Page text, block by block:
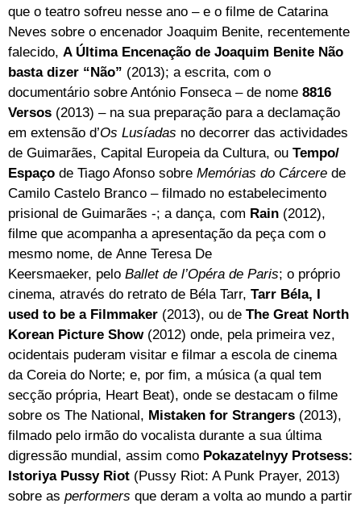
que o teatro sofreu nesse ano – e o filme de Catarina
Neves sobre o encenador Joaquim Benite, recentemente
falecido, A Última Encenação de Joaquim Benite Não
basta dizer “Não” (2013); a escrita, com o
documentário sobre António Fonseca – de nome 8816
Versos (2013) – na sua preparação para a declamação
em extensão d’Os Lusíadas no decorrer das actividades
de Guimarães, Capital Europeia da Cultura, ou Tempo/
Espaço de Tiago Afonso sobre Memórias do Cárcere de
Camilo Castelo Branco – filmado no estabelecimento
prisional de Guimarães -; a dança, com Rain (2012),
filme que acompanha a apresentação da peça com o
mesmo nome, de Anne Teresa De
Keersmaeker, pelo Ballet de l’Opéra de Paris; o próprio
cinema, através do retrato de Béla Tarr, Tarr Béla, I
used to be a Filmmaker (2013), ou de The Great North
Korean Picture Show (2012) onde, pela primeira vez,
ocidentais puderam visitar e filmar a escola de cinema
da Coreia do Norte; e, por fim, a música (a qual tem
secção própria, Heart Beat), onde se destacam o filme
sobre os The National, Mistaken for Strangers (2013),
filmado pelo irmão do vocalista durante a sua última
digressão mundial, assim como Pokazatelnyy Protsess:
Istoriya Pussy Riot (Pussy Riot: A Punk Prayer, 2013)
sobre as performers que deram a volta ao mundo a partir